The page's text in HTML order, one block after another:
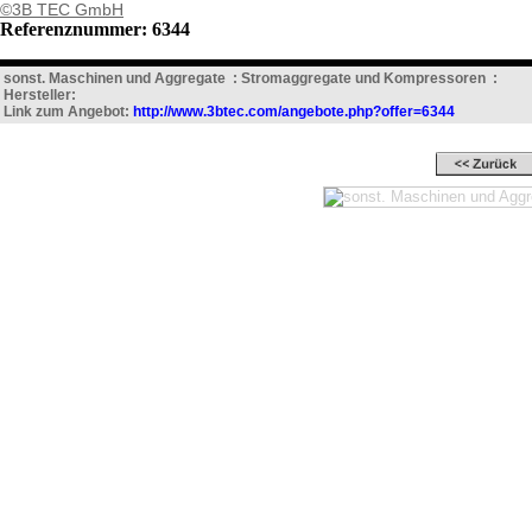
©3B TEC GmbH
Referenznummer: 6344
sonst. Maschinen und Aggregate : Stromaggregate und Kompressoren :
Hersteller:
Link zum Angebot: http://www.3btec.com/angebote.php?offer=6344